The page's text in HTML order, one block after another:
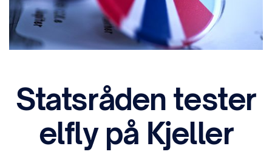
Statsråden tester
elfly på Kjeller